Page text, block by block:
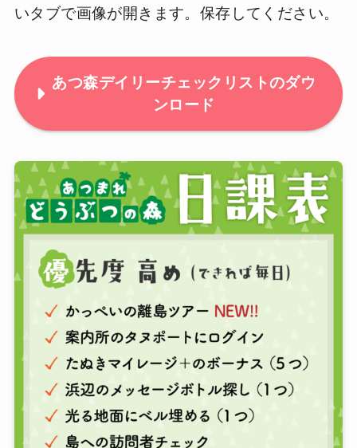
いタブで画像が開きます。保存してください。
あつ森デイリーチェックリストのダウ
ンロード